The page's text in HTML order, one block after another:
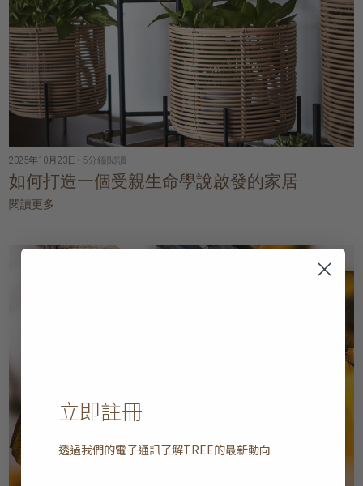
2025年10月23日 • 5分鐘閱讀
如何打造一個受親生命學說啟發的家居
閱讀更多
立即註冊
透過我們的電子通訊了解TREE的最新動向